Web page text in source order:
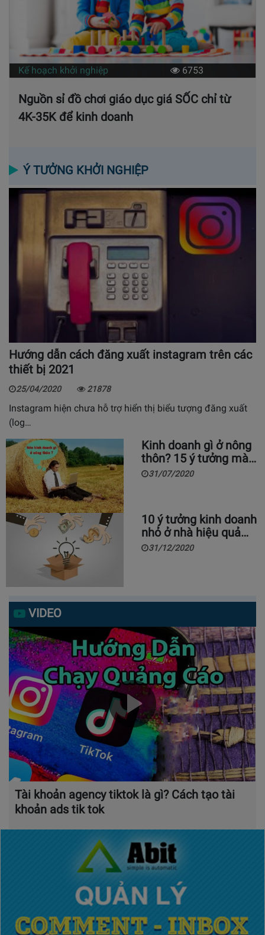
Kế hoạch khởi nghiệp 6753
Nguồn sỉ đồ chơi giáo dục giá SỐC chỉ từ
4K-35K để kinh doanh
Ý TƯỞNG KHỞI NGHIỆP
Hướng dẫn cách đăng xuất instagram trên các
thiết bị 2021
25/04/2020 21878
Instagram hiện chưa hỗ trợ hiển thị biểu tượng đăng xuất
(log…
Kinh doanh gì ở nông
thôn? 15 ý tưởng mà…
31/07/2020
10 ý tưởng kinh doanh
nhỏ ở nhà hiệu quả…
31/12/2020
VIDEO
Tài khoản agency tiktok là gì? Cách tạo tài
khoản ads tik tok